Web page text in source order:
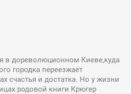
в дореволюционном Киеве,куда
городка переезжает
счастья и достатка. Но у жизни
родовой книги Крюгер